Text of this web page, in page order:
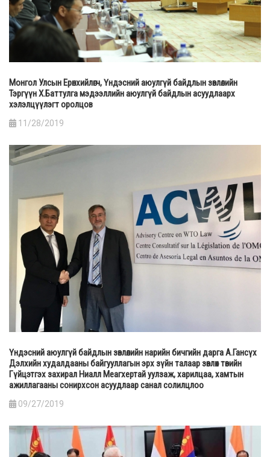
Монгол Улсын Ерөнхийлөгч, Үндэсний аюулгүй байдлын зөвлөлийн
Тэргүүн Х.Баттулга мэдээллийн аюулгүй байдлын асуудлаарх
хэлэлцүүлэгт оролцов
11/28/2019
Үндэсний аюулгүй байдлын зөвлөлийн нарийн бичгийн дарга А.Гансүх
Дэлхийн худалдааны байгууллагын эрх зүйн талаар зөвлөх төвийн
Гүйцэтгэх захирал Ниалл Меагхертай уулзаж, харилцаа, хамтын
ажиллагааны сонирхсон асуудлаар санал солилцлоо
09/27/2019